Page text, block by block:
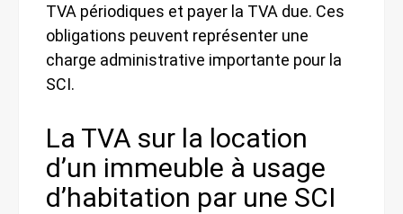
TVA périodiques et payer la TVA due. Ces
obligations peuvent représenter une
charge administrative importante pour la
SCI.
La TVA sur la location
d’un immeuble à usage
d’habitation par une SCI